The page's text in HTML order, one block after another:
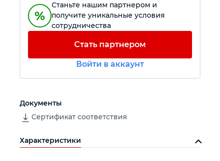
Силовое оборудование
Крепежный инструмент
Прочий инструмент
Станьте нашим партнером и
получите уникальные условия
сотрудничества
Стать партнером
Войти в аккаунт
Документы
Сертификат соответствия
Характеристики